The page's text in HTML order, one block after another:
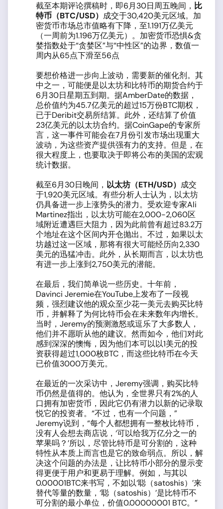
截至本期评论撰稿时，即6月30日周五晚间， 比
特币（BTC/USD） 成交于30,420美元区域。加
密货币市场总市值略有下降，至1.191万亿美元
（一周前为1.196万亿美元）。加密货币恐惧&贪
婪指数处于“贪婪区”与“中性区”的边界，数值一
周内从65点下滑至56点
要想价格进一步向上波动，需要新的催化剂。其
中之一，可能便是以太坊和比特币的期货合约于
6月30日星期五到期。据AmberDate的数据，
总价值约为45.7亿美元的超过15万份BTC期权，
已于Deribit交易所结算。此外，还结算了价值
23亿美元的以太坊合约。据CoinGape的专家所
言，这一事件可能会在7月份引发市场出现重大
波动，为这些资产提供强有力的支持。但是，在
很大程度上，也要取决于即将公布的美国的宏观
统计数据。
截至6月30日晚间， 以太坊（ETH/USD） 成交
于1,920美元区域。有些分析人士认为，以太坊
仍具备进一步上涨势头的潜力。受欢迎专家Ali
Martinez指出，以太坊可能在2,000-2,060区
域附近遭遇巨大阻力，因为此前曾有超过83.2万
个地址在这个区间内开仓抛出。不过，如果以太
坊越过这一区域，那将有很大可能经历向2,330
美元的迅猛冲击。此外，从长期而言，以太坊也
有进一步上涨到2,750美元的潜能。
在最后，我们简单说一些历史。十年前，
Davinci Jeremie在YouTube上发布了一段视
频，强烈建议他的观众至少花一美元去购买比特
币，并解释了为何比特币会在未来数年内增长。
当时，Jeremy的预测激怒或逗乐了大多数人，
他们并不愿听从他的建议。然而如今，他们对此
感到深深的懊悔，因为他们本可以以1美元的投
资获得超过1,000枚BTC，而这些比特币在今天
已价值3000万美元。
在最近的一次采访中，Jeremy强调，购买比特
币仍然是值得的。他认为，全世界只有2%的人
口拥有加密货币，因此它仍有潜力以新的记录取
悦它的投资者。“不过，也有一个问题，”
Jeremy说到，“每个人都想拥有一整枚比特币，
没有人会想去商店说，‘可以给我万亿分之一的
苹果吗？’所以，尽管比特币是可分割的，这种
特性从本质上而言也是它的致命弱点。所以，解
决这个问题的办法是，让比特币小部分的显示变
得更便于用户和更易于理解。例如，与其以
0.00001BTC来书写，不如以‘聪（satoshis）’来
替代等量的数量，‘聪（satoshis）’是比特币不
可分割的最小单位，价值0.00000001 BTC。”